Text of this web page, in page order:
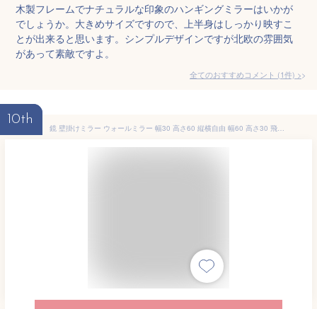
木製フレームでナチュラルな印象のハンギングミラーはいかが
でしょうか。大きめサイズですので、上半身はしっかり映すこ
とが出来ると思います。シンプルデザインですが北欧の雰囲気
があって素敵ですよ。
全てのおすすめコメント (1件) >
10th
鏡 壁掛けミラー ウォールミラー 幅30 高さ60 縦横自由 幅60 高さ30 飛散防止 姿見 すがたみ かがみ おしゃれ 木目調 北欧 韓国 かわいい 玄関 リビング 子供部屋 一人暮らし ブラウン ナチュラル IMW6030NA IMW6030BR